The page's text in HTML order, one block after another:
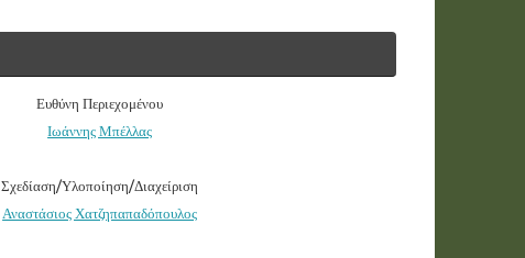
Ευθύνη Περιεχομένου
Ιωάννης Μπέλλας
Σχεδίαση/Υλοποίηση/Διαχείριση
Αναστάσιος Χατζηπαπαδόπουλος